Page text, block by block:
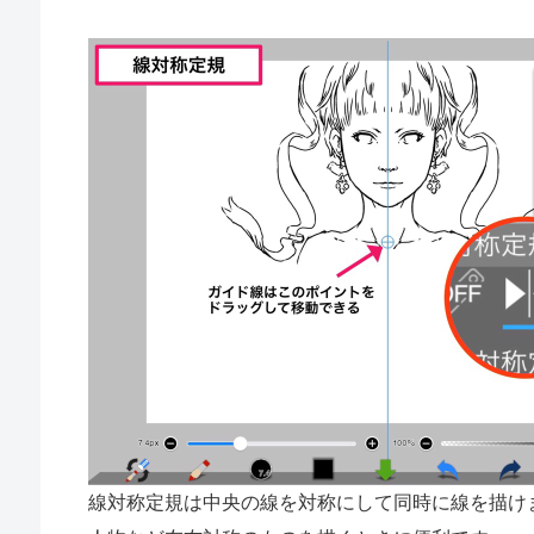
線対称定規は中央の線を対称にして同時に線を描け